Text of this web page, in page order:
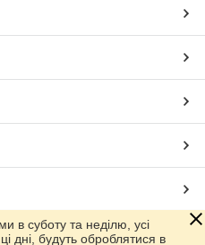
Prom.ua
в суботу та неділю, усі
дні, будуть оброблятися в